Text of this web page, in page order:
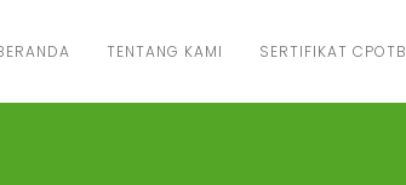
TENTANG KAMI SERTIFIKAT CPOTB